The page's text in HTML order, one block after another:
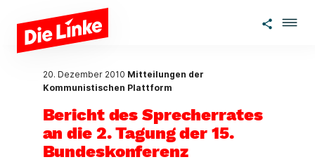
Zum Hauptinhalt springen
20. Dezember 2010 Mitteilungen der
Kommunistischen Plattform
Bericht des Sprecherrates
an die 2. Tagung der 15.
Bundeskonferenz